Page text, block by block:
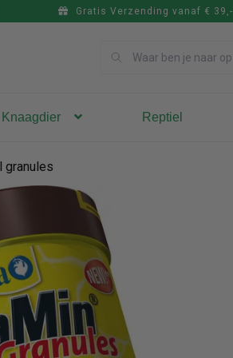
Gratis Verzending vanaf € 39,-
Knaagdier Reptiel
granules